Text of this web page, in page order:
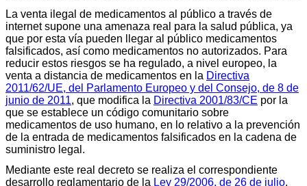
La venta ilegal de medicamentos al público a través de
internet supone una amenaza real para la salud pública, ya
que por esta vía pueden llegar al público medicamentos
falsificados, así como medicamentos no autorizados. Para
reducir estos riesgos se ha regulado, a nivel europeo, la
venta a distancia de medicamentos en la Directiva
2011/62/UE, del Parlamento Europeo y del Consejo, de 8 de
junio de 2011, que modifica la Directiva 2001/83/CE por la
que se establece un código comunitario sobre
medicamentos de uso humano, en lo relativo a la prevención
de la entrada de medicamentos falsificados en la cadena de
suministro legal.
Mediante este real decreto se realiza el correspondiente
desarrollo reglamentario de la Ley 29/2006, de 26 de julio,